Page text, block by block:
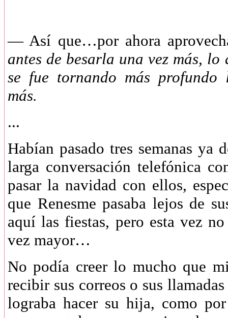
— Así que…por ahora
antes de besarla una vez más,
se fue tornando más profundo
más.
...
Habían pasado tres semanas ya
larga conversación telefónica
pasar la navidad con ellos,
que Renesme pasaba lejos de
aquí las fiestas, pero esta vez
vez mayor…
No podía creer lo mucho que
recibir sus correos o sus
lograba hacer su hija, como